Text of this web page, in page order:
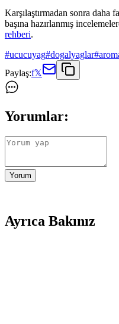
Karşılaştırmadan sonra daha
başına hazırlanmış
rehberi.
#ucucuyag#dogalyaglar#
Paylaş:f𝕏
Yorumlar:
Yorum
Ayrıca Bakınız